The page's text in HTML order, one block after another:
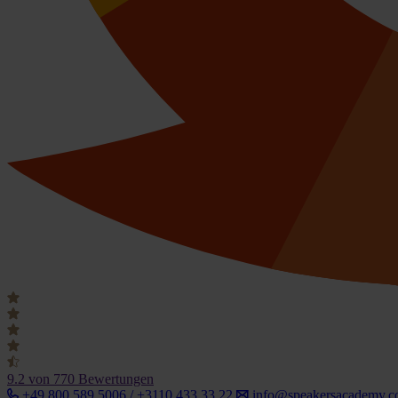
9.2 von 770 Bewertungen
+49 800 589 5006 / +3110 433 33 22